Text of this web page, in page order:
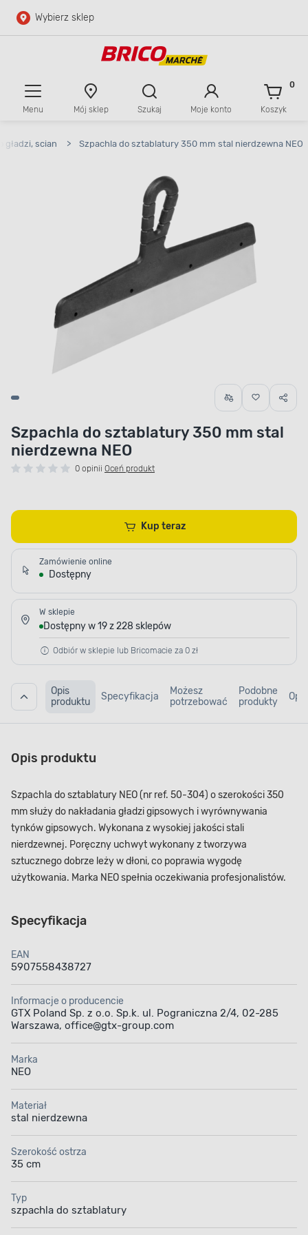
Przejdź do głównej zawartości
Wybierz sklep
Menu Mój sklep Szukaj Moje konto Koszyk
0
gładzi, scian > Szpachla do sztablatury 350 mm stal nierdzewna NEO
Szpachla do sztablatury 350 mm stal
nierdzewna NEO
0 opinii Oceń produkt
Kup teraz
Zamówienie online
Dostępny
W sklepie
Dostępny w 19 z 228 sklepów
Odbiór w sklepie lub Bricomacie za 0 zł
Opis
produktu
Specyfikacja
Możesz
potrzebować
Podobne
produkty
Opis produktu
Szpachla do sztablatury NEO (nr ref. 50-304) o szerokości 350
mm służy do nakładania gładzi gipsowych i wyrównywania
tynków gipsowych. Wykonana z wysokiej jakości stali
nierdzewnej. Poręczny uchwyt wykonany z tworzywa
sztucznego dobrze leży w dłoni, co poprawia wygodę
użytkowania. Marka NEO spełnia oczekiwania profesjonalistów.
Specyfikacja
EAN
5907558438727
Informacje o producencie
GTX Poland Sp. z o.o. Sp.k. ul. Pograniczna 2/4, 02-285
Warszawa, office@gtx-group.com
Marka
NEO
Materiał
stal nierdzewna
Szerokość ostrza
35 cm
Typ
szpachla do sztablatury